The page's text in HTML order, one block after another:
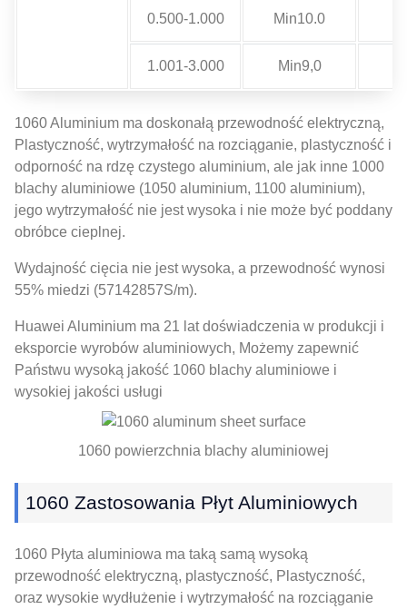
0.500-1.000 Min10.0
1.001-3.000 Min9,0
1060 Aluminium ma doskonałą przewodność elektryczną,
Plastyczność, wytrzymałość na rozciąganie, plastyczność i
odporność na rdzę czystego aluminium, ale jak inne 1000
blachy aluminiowe (1050 aluminium, 1100 aluminium),
jego wytrzymałość nie jest wysoka i nie może być poddany
obróbce cieplnej.
Wydajność cięcia nie jest wysoka, a przewodność wynosi
55% miedzi (57142857S/m).
Huawei Aluminium ma 21 lat doświadczenia w produkcji i
eksporcie wyrobów aluminiowych, Możemy zapewnić
Państwu wysoką jakość 1060 blachy aluminiowe i
wysokiej jakości usługi
1060 powierzchnia blachy aluminiowej
1060 Zastosowania Płyt Aluminiowych
1060 Płyta aluminiowa ma taką samą wysoką
przewodność elektryczną, plastyczność, Plastyczność,
oraz wysokie wydłużenie i wytrzymałość na rozciąganie